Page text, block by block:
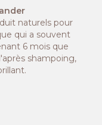
naturels pour
qui a souvent
6 mois que
shampoing,